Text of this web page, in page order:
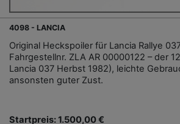
4098 - LANCIA
Original Heckspoiler für Lancia Rallye
Fahrgestellnr. ZLA AR 00000122 – der
Lancia 037 Herbst 1982), leichte
ansonsten guter Zust.
Startpreis: 1.500,00 €